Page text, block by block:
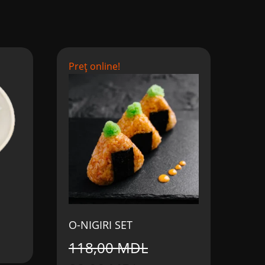
Preț online!
O-NIGIRI SET
118,00MDL